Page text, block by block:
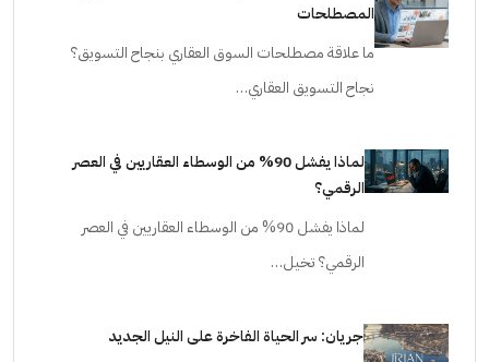
المصطلحات
ما علاقة مصطلحات السوق العقاري بنجاح التسويق؟
نجاح التسويق العقاري…
لماذا يفشل 90% من الوسطاء العقاريين في العصر
الرقمي؟
لماذا يفشل 90% من الوسطاء العقاريين في العصر
الرقمي؟ تخيل…
جريان: سر الحياة الفاخرة على النيل الجديد